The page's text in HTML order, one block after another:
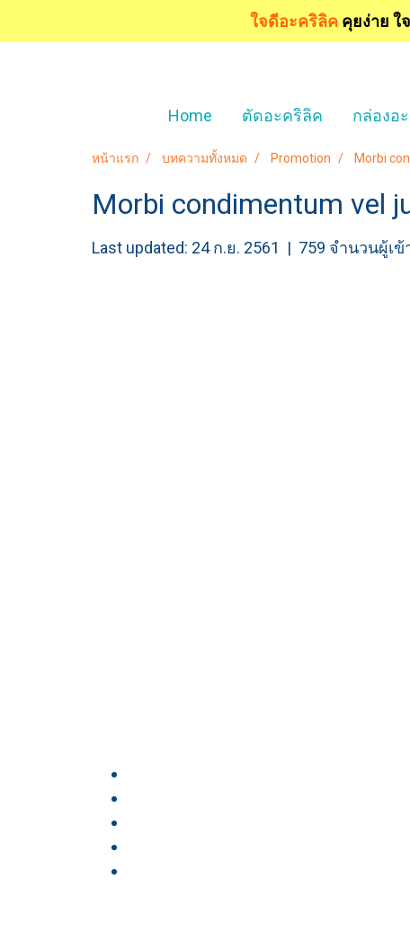
ใจดีอะคริลิค คุยง่าย ใ
Home ตัดอะคริลิค กล่องอ
หน้าแรก บทความทั้งหมด Promotion Morbi
Morbi condimentum vel
Last updated: 24 ก.ย. 2561 | 759 จำนวนผู้เข้